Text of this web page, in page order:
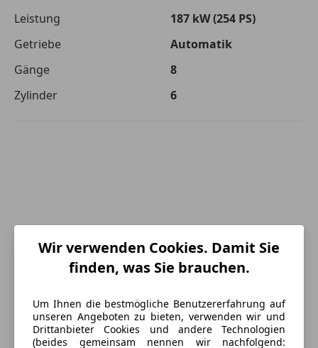
Leistung
187 kW (254 PS)
Getriebe
Automatik
Gänge
8
Zylinder
6
Wir verwenden Cookies. Damit Sie
finden, was Sie brauchen.
Um Ihnen die bestmögliche Benutzererfahrung auf
unseren Angeboten zu bieten, verwenden wir und
Drittanbieter Cookies und andere Technologien
(beides gemeinsam nennen wir nachfolgend: